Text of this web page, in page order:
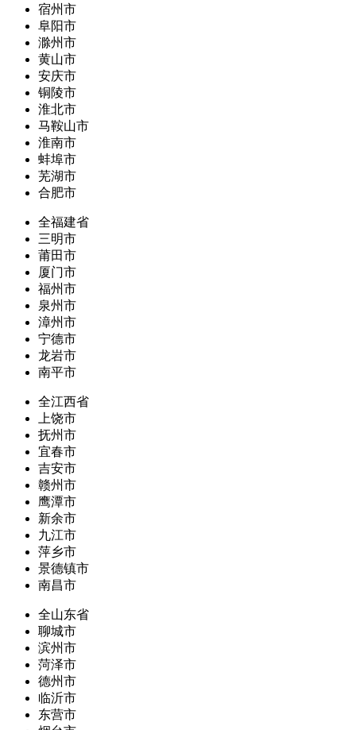
宿州市
阜阳市
滁州市
黄山市
安庆市
铜陵市
淮北市
马鞍山市
淮南市
蚌埠市
芜湖市
合肥市
全福建省
三明市
莆田市
厦门市
福州市
泉州市
漳州市
宁德市
龙岩市
南平市
全江西省
上饶市
抚州市
宜春市
吉安市
赣州市
鹰潭市
新余市
九江市
萍乡市
景德镇市
南昌市
全山东省
聊城市
滨州市
菏泽市
德州市
临沂市
东营市